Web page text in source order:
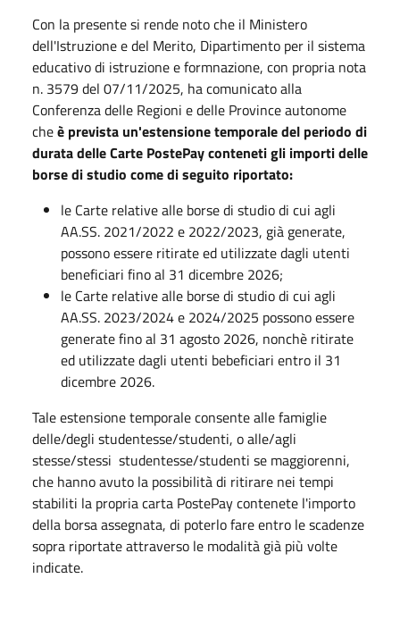
Con la presente si rende noto che il Ministero
dell'Istruzione e del Merito, Dipartimento per il sistema
educativo di istruzione e formnazione, con propria nota
n. 3579 del 07/11/2025, ha comunicato alla
Conferenza delle Regioni e delle Province autonome
cheè prevista un'estensione temporale del periodo di
durata delle Carte PostePay conteneti gli importi delle
borse di studio come di seguito riportato:
le Carte relative alle borse di studio di cui agli
AA.SS. 2021/2022 e 2022/2023, già generate,
possono essere ritirate ed utilizzate dagli utenti
beneficiari fino al 31 dicembre 2026;
le Carte relative alle borse di studio di cui agli
AA.SS. 2023/2024 e 2024/2025 possono essere
generate fino al 31 agosto 2026, nonchè ritirate
ed utilizzate dagli utenti bebeficiari entro il 31
dicembre 2026.
Tale estensione temporale consente alle famiglie
delle/degli studentesse/studenti, o alle/agli
stesse/stessi studentesse/studenti se maggiorenni,
che hanno avuto la possibilità di ritirare nei tempi
stabiliti la propria carta PostePay contenete l'importo
della borsa assegnata, di poterlo fare entro le scadenze
sopra riportate attraverso le modalità già più volte
indicate.